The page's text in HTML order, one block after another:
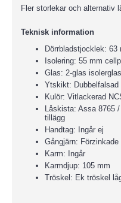
Fler storlekar och alternativ
Teknisk information
Dörrbladstjocklek: 63
Isolering: 55 mm
Glas: 2-glas isolerglas
Ytskikt: Dubbelfalsad
Kulör: Vitlackerad
Låskista: Assa 8765
tillägg
Handtag: Ingår ej
Gångjärn: Förzinkade
Karm: Ingår
Karmdjup: 105 mm
Tröskel: Ek tröskel